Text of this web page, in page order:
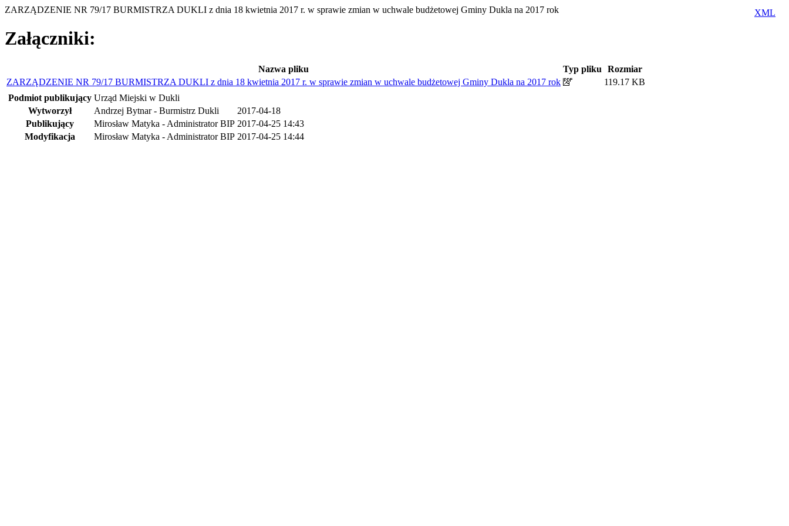
XML
ZARZĄDZENIE NR 79/17 BURMISTRZA DUKLI z dnia 18 kwietnia 2017 r. w sprawie zmian w uchwale budżetowej Gminy Dukla na 2017 rok
Załączniki:
Nazwa pliku Typ pliku
Rozmiar
ZARZĄDZENIE NR 79/17 BURMISTRZA DUKLI z dnia 18 kwietnia 2017 r. w sprawie zmian w uchwale budżetowej Gminy Dukla na 2017 rok
119.17 KB
Podmiot publikujący Urząd Miejski w Dukli
Wytworzył
Andrzej Bytnar - Burmistrz Dukli
2017-04-18
Publikujący
Mirosław Matyka - Administrator BIP 2017-04-25 14:43
Modyfikacja
Mirosław Matyka - Administrator BIP 2017-04-25 14:44